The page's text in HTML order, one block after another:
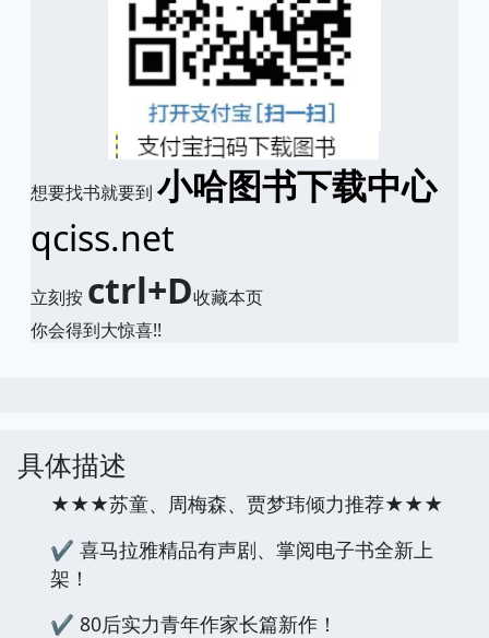
想要找书就要到 小哈图书下载中心
qciss.net
立刻按 ctrl+D收藏本页
你会得到大惊喜!!
具体描述
★★★苏童、周梅森、贾梦玮倾力推荐★★★
✔ 喜马拉雅精品有声剧、掌阅电子书全新上
架！
✔ 80后实力青年作家长篇新作！